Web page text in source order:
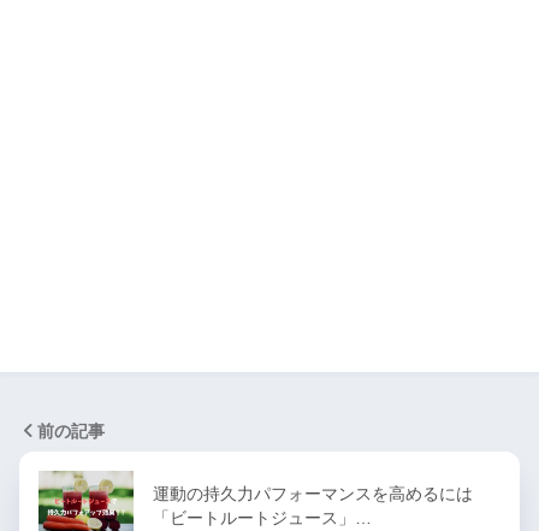
前の記事
運動の持久力パフォーマンスを高めるには
「ビートルートジュース」…